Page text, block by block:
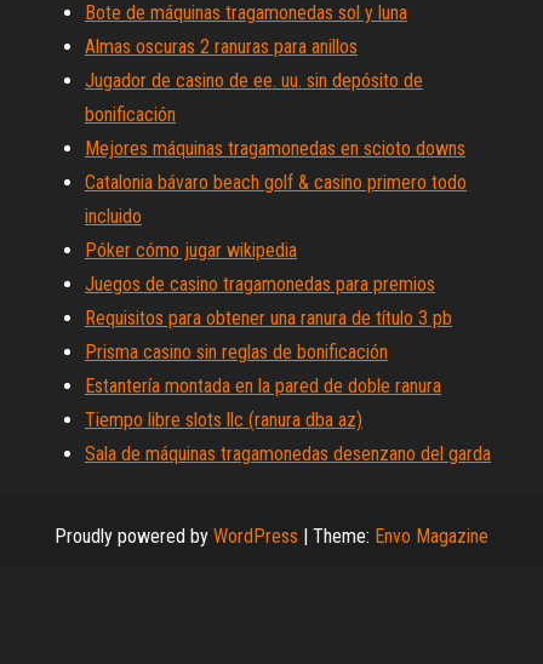
Bote de máquinas tragamonedas sol y luna
Almas oscuras 2 ranuras para anillos
Jugador de casino de ee. uu. sin depósito de
bonificación
Mejores máquinas tragamonedas en scioto downs
Catalonia bávaro beach golf & casino primero todo
incluido
Póker cómo jugar wikipedia
Juegos de casino tragamonedas para premios
Requisitos para obtener una ranura de título 3 pb
Prisma casino sin reglas de bonificación
Estantería montada en la pared de doble ranura
Tiempo libre slots llc (ranura dba az)
Sala de máquinas tragamonedas desenzano del garda
Proudly powered by WordPress | Theme: Envo Magazine